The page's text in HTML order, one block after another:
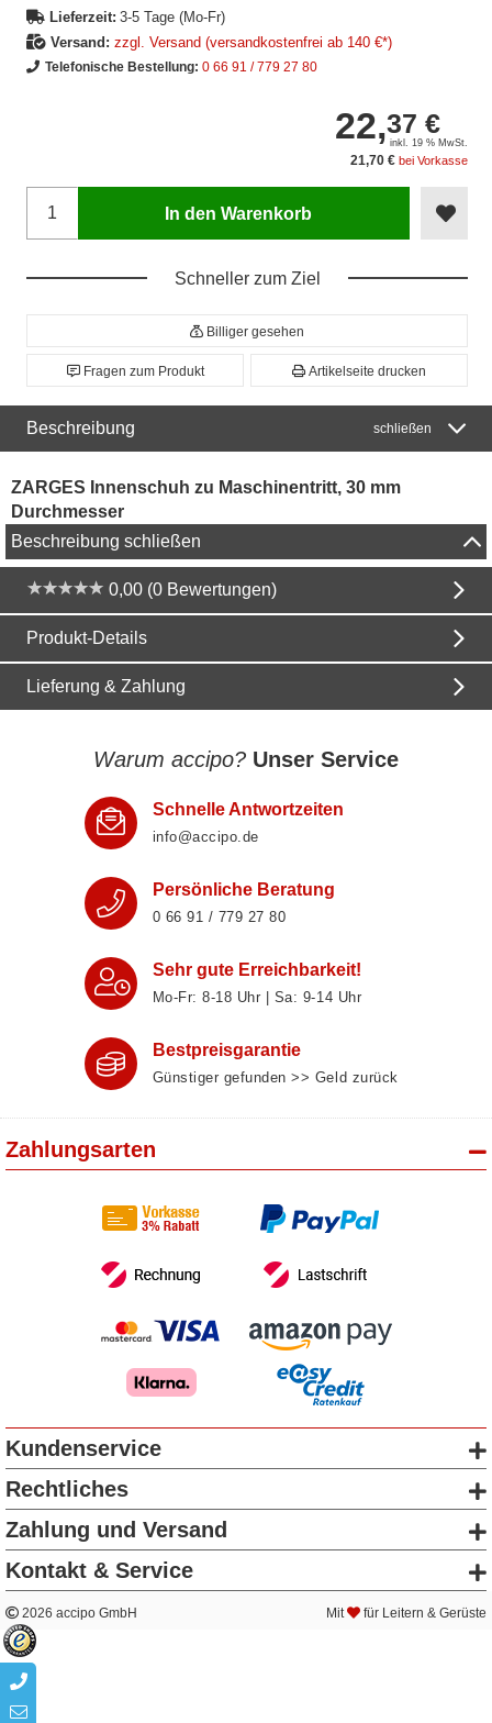
Lieferzeit: 3-5 Tage (Mo-Fr)
Versand: zzgl. Versand (versandkostenfrei ab 140 €*)
Telefonische Bestellung: 0 66 91 / 779 27 80
22,37 €
inkl. 19 % MwSt.
21,70 € bei Vorkasse
In den Warenkorb
Schneller zum Ziel
Billiger gesehen
Fragen zum Produkt Artikelseite drucken
Beschreibung schließen
ZARGES Innenschuh zu Maschinentritt, 30 mm
Durchmesser
Beschreibung schließen
0,00 (0 Bewertungen)
Produkt-Details
Lieferung & Zahlung
Warum accipo? Unser Service
Schnelle Antwortzeiten
info@accipo.de
Persönliche Beratung
0 66 91 / 779 27 80
Sehr gute Erreichbarkeit!
Mo-Fr: 8‑18 Uhr | Sa: 9‑14 Uhr
Bestpreisgarantie
Günstiger gefunden >> Geld zurück
Zahlungsarten
Kundenservice
Rechtliches
Zahlung und Versand
Kontakt & Service
2026 accipo GmbH Mit für Leitern & Gerüste